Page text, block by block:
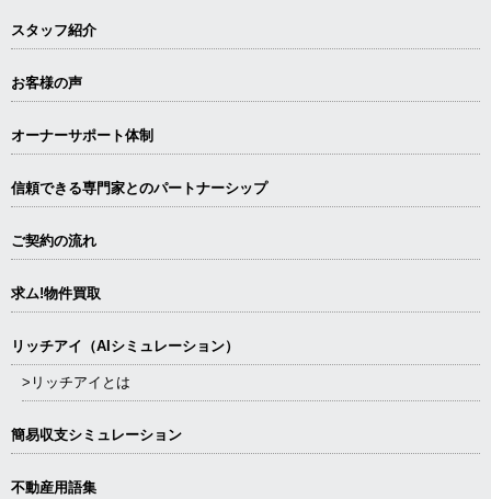
スタッフ紹介
お客様の声
オーナーサポート体制
信頼できる専⾨家とのパートナーシップ
ご契約の流れ
求ム!物件買取
リッチアイ（AIシミュレーション）
>リッチアイとは
簡易収支シミュレーション
不動産用語集